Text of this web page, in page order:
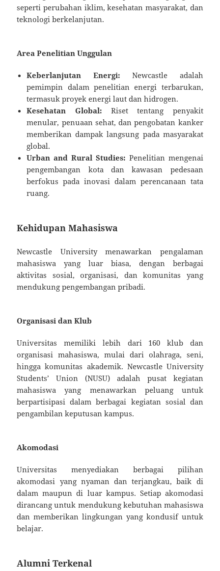
seperti perubahan iklim, kesehatan masyarakat, dan
teknologi berkelanjutan.
Area Penelitian Unggulan
Keberlanjutan Energi: Newcastle adalah
pemimpin dalam penelitian energi terbarukan,
termasuk proyek energi laut dan hidrogen.
Kesehatan Global: Riset tentang penyakit
menular, penuaan sehat, dan pengobatan kanker
memberikan dampak langsung pada masyarakat
global.
Urban and Rural Studies: Penelitian mengenai
pengembangan kota dan kawasan pedesaan
berfokus pada inovasi dalam perencanaan tata
ruang.
Kehidupan Mahasiswa
Newcastle University menawarkan pengalaman
mahasiswa yang luar biasa, dengan berbagai
aktivitas sosial, organisasi, dan komunitas yang
mendukung pengembangan pribadi.
Organisasi dan Klub
Universitas memiliki lebih dari 160 klub dan
organisasi mahasiswa, mulai dari olahraga, seni,
hingga komunitas akademik. Newcastle University
Students’ Union (NUSU) adalah pusat kegiatan
mahasiswa yang menawarkan peluang untuk
berpartisipasi dalam berbagai kegiatan sosial dan
pengambilan keputusan kampus.
Akomodasi
Universitas menyediakan berbagai pilihan
akomodasi yang nyaman dan terjangkau, baik di
dalam maupun di luar kampus. Setiap akomodasi
dirancang untuk mendukung kebutuhan mahasiswa
dan memberikan lingkungan yang kondusif untuk
belajar.
Alumni Terkenal